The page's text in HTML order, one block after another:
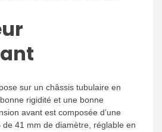
sur un châssis tubulaire en
rigidité et une bonne
avant est composée d’une
de 41 mm de diamètre, réglable en